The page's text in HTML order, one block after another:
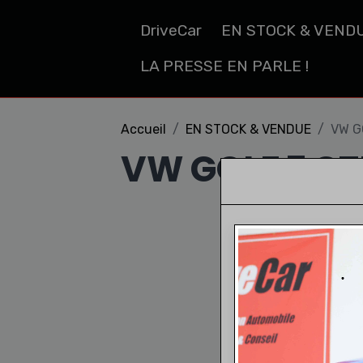
DriveCar
EN STOCK &
LA PRESSE EN PARLE !
Accueil EN STOCK & VENDUE VW
VW GOLF 7